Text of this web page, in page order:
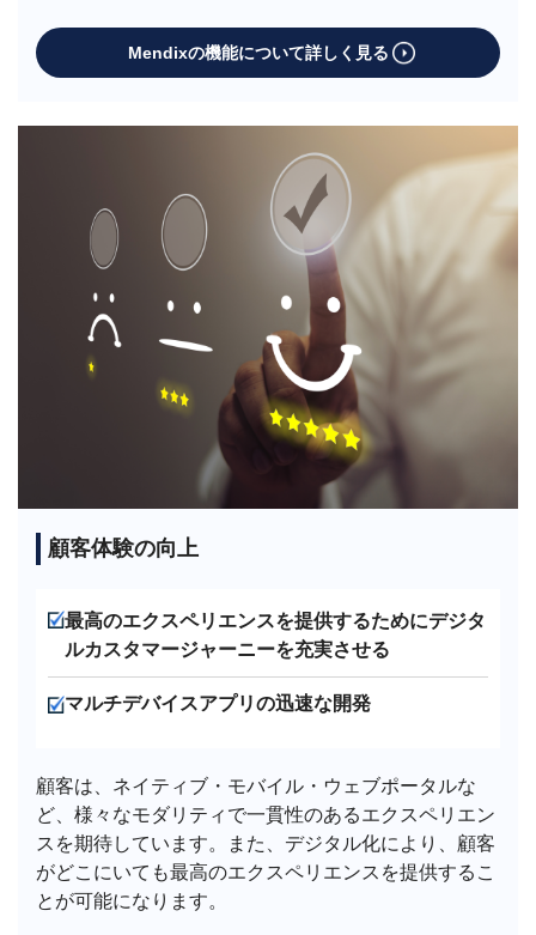
Mendixの機能について詳しく見る
顧客体験の向上
最高のエクスペリエンスを提供するためにデジタ
ルカスタマージャーニーを充実させる
マルチデバイスアプリの迅速な開発
顧客は、ネイティブ・モバイル・ウェブポータルな
ど、様々なモダリティで一貫性のあるエクスペリエン
スを期待しています。また、デジタル化により、顧客
がどこにいても最高のエクスペリエンスを提供するこ
とが可能になります。